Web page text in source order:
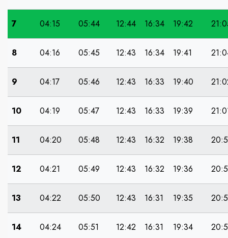
7 04:15 05:44 12:44 16:34 19:42
8 04:16 05:45 12:43 16:34 19:41
9 04:17 05:46 12:43 16:33 19:40
10 04:19 05:47 12:43 16:33 19:39
11 04:20 05:48 12:43 16:32 19:38
12 04:21 05:49 12:43 16:32 19:36
13 04:22 05:50 12:43 16:31 19:35
14 04:24 05:51 12:42 16:31 19:34